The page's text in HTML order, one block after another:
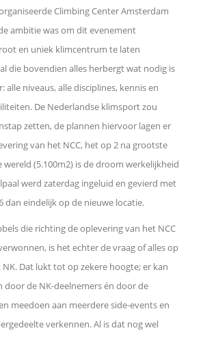
Climbing Center Amsterdam
ambitie was om dit evenement
en uniek klimcentrum te laten
die bovendien alles herbergt wat nodig is
alle niveaus, alle disciplines, kennis en
De Nederlandse klimsport zou
zetten, de plannen hiervoor lagen er
van het NCC, het op 2 na grootste
(5.100m2) is de droom werkelijkheid
werd zaterdag ingeluid en gevierd met
dan eindelijk op de nieuwe locatie.
die richting de oplevering van het NCC
is het echter de vraag of alles op
Dat lukt tot op zekere hoogte; er kan
door de NK-deelnemers én door de
meedoen aan meerdere side-events en
verkennen. Al is dat nog wel